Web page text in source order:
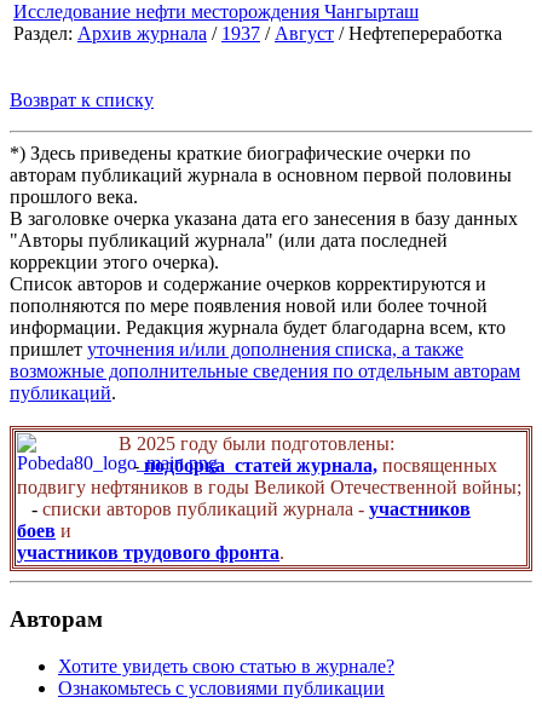
Исследование нефти месторождения Чангырташ
Раздел: Архив журнала / 1937 / Август / Нефтепереработка
Возврат к списку
*) Здесь приведены краткие биографические очерки по
авторам публикаций журнала в основном первой половины
прошлого века.
В заголовке очерка указана дата его занесения в базу данных
"Авторы публикаций журнала" (или дата последней
коррекции этого очерка).
Список авторов и содержание очерков корректируются и
пополняются по мере появления новой или более точной
информации. Редакция журнала будет благодарна всем, кто
пришлет уточнения и/или дополнения списка, а также
возможные дополнительные сведения по отдельным авторам
публикаций.
В 2025 году были подготовлены:
- подборка статей журнала, посвященных
подвигу нефтяников в годы Великой Отечественной войны;
- списки авторов публикаций журнала - участников
боев и
участников трудового фронта.
Авторам
Хотите увидеть свою статью в журнале?
Ознакомьтесь с условиями публикации